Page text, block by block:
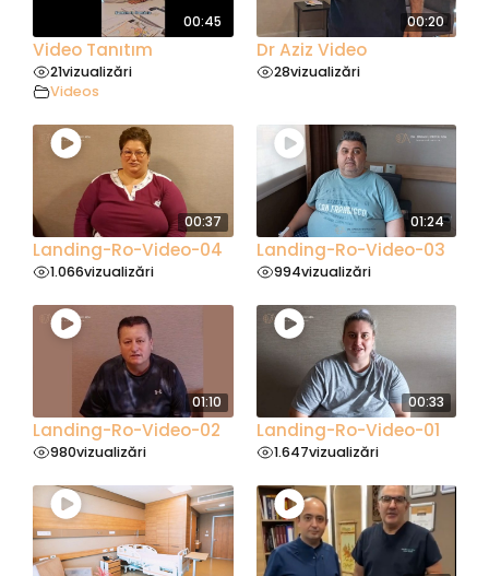
00:45
Video Tanıtım
21vizualizări
Videos
00:20
Dr Aziz Video
28vizualizări
00:37
Landing-Ro-Video-04
1.066vizualizări
01:24
Landing-Ro-Video-03
994vizualizări
01:10
Landing-Ro-Video-02
980vizualizări
00:33
Landing-Ro-Video-01
1.647vizualizări